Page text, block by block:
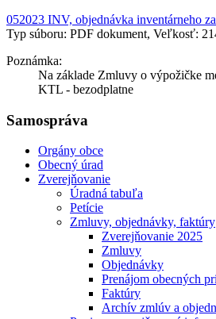
052023 INV, objednávka inventárneho
Typ súboru: PDF dokument, Veľkosť:
Poznámka:
Na základe Zmluvy o výpožičke
KTL - bezodplatne
Samospráva
Orgány obce
Obecný úrad
Zverejňovanie
Úradná tabuľa
Petície
Zmluvy, objednávky, faktúry
Zverejňovanie 2025
Zmluvy
Objednávky
Prenájom obecných
Faktúry
Archív zmlúv a